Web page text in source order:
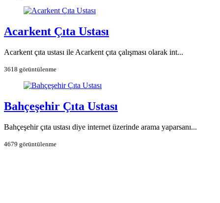
Acarkent Çıta Ustası
Acarkent çıta ustası ile Acarkent çıta çalışması olarak int...
3618 görüntülenme
Bahçeşehir Çıta Ustası
Bahçeşehir çıta ustası diye internet üzerinde arama yaparsanı...
4679 görüntülenme